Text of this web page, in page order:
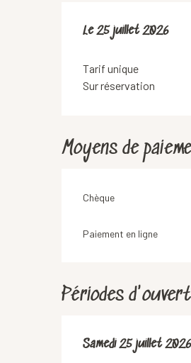
Le25 juillet 2026
Le25 juillet 2026
Tarif unique
Sur réservation
Moyens de
Chèque
Paiement en ligne
Périodes
Samedi 25 juillet 2026
Samedi 25 juillet 2026